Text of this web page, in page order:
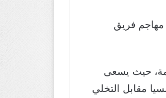
مهاجم فريق
إلى برشلونة، سَتُحسم خلال الـ48 ساعة القادمة، حيث يسعى
الذي وضعته إدارة فالنسيا مقابل التخلي